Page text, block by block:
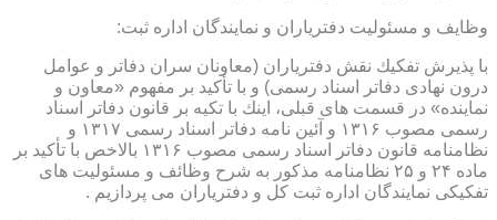
وظایف و مسئولیت دفتریاران و نمایندگان اداره ثبت:
با پذیرش تفكیك نقش دفتریاران (معاونان سران دفاتر و عوامل
درون نهادی دفاتر اسناد رسمی) و با تأكید بر مفهوم «معاون و
نماینده» در قسمت های قبلی، اینك با تكیه بر قانون دفاتر اسناد
رسمی مصوب ۱۳۱۶ و آئین نامه دفاتر اسناد رسمی ۱۳۱۷ و
نظامنامه قانون دفاتر اسناد رسمی مصوب ۱۳۱۶ بالاخص با تأكید بر
ماده ۲۴ و ۲۵ نظامنامه مذكور به شرح وظائف و مسئولیت های
تفكیكی نمایندگان اداره ثبت كل و دفتریاران می پردازیم .